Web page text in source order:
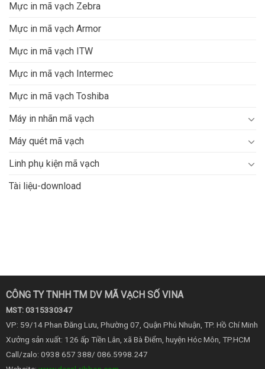
Mực in mã vạch Zebra
Mực in mã vạch Armor
Mực in mã vạch ITW
Mực in mã vạch Intermec
Mực in mã vạch Toshiba
Máy in nhãn mã vạch
Máy quét mã vạch
Linh phụ kiện mã vạch
Tài liệu-download
CÔNG TY TNHH TM DV MÃ VẠCH SỐ VINA
MST: 0315330347
VP: 59/14 Phan Đăng Lưu, Phường 07, Quận Phú Nhuận, TP. Hồ Chí Minh
Xưởng sản xuất: 126 ấp Tiền Lân, xã Bà Điểm, huyện Hóc Môn, TP.HCM
Call/zalo: 0938 657 388/ 086.5998.247